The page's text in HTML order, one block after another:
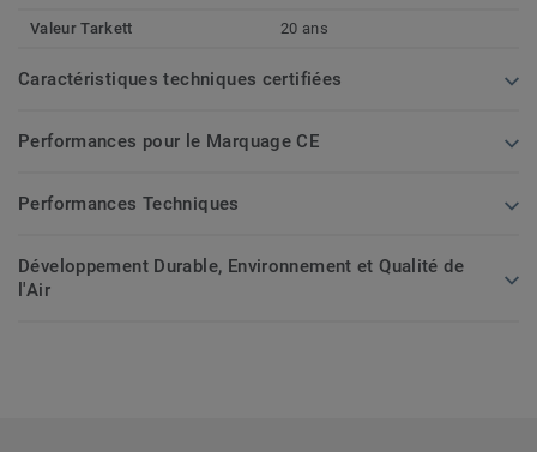
Valeur Tarkett 20 ans
Caractéristiques techniques certifiées
Performances pour le Marquage CE
Performances Techniques
Développement Durable, Environnement et Qualité de
l'Air